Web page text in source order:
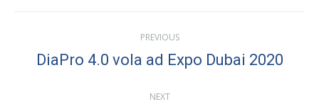
navigation
PREVIOUS
Previous
DiaPro 4.0 vola ad Expo Dubai 2020
NEXT